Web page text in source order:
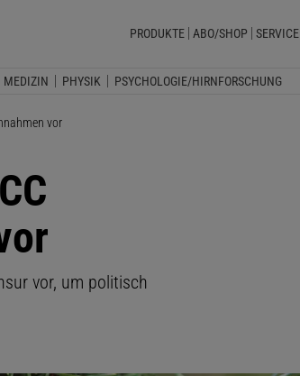
PRODUKTE ABO/SHOP SERVICE
MEDIZIN PHYSIK PSYCHOLOGIE/HIRNFORSCHUNG
vor
vor, um politisch